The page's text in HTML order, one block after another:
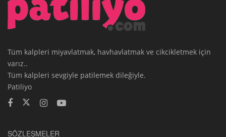
Tüm kalpleri miyavlatmak, havhavlatmak ve cikcikletmek için
varız..
Tüm kalpleri sevgiyle patilemek dileğiyle.
Patiliyo
SÖZLEŞMELER